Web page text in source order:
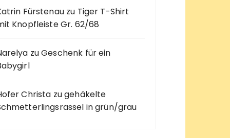
Fürstenauzu Tiger T-Shirt
Knopfleiste Gr. 62/68
zuGeschenk für ein
Christa zugehäkelte
in grün/grau